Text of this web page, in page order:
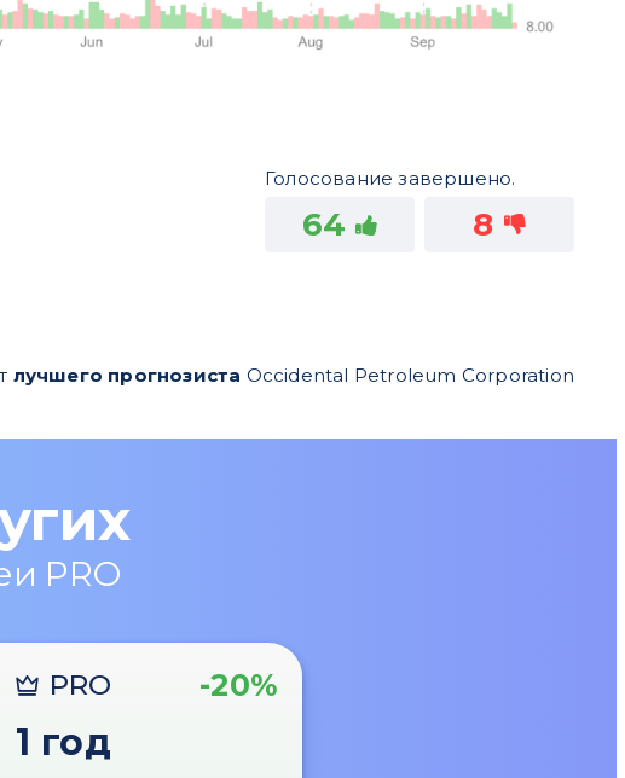
Голосование завершено.
64 8
лучшего прогнозиста Occidental Petroleum Corporation
PRO
PRO -20%
1 год